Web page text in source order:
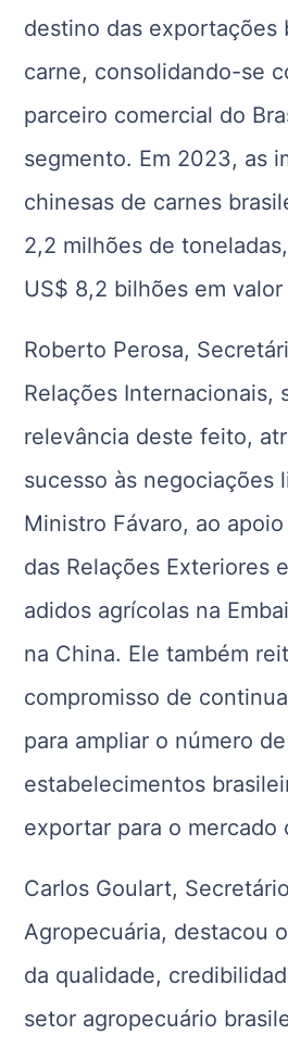
destino das exportações
carne, consolidando-se
parceiro comercial do
segmento. Em 2023, as
chinesas de carnes
2,2 milhões de
US$ 8,2 bilhões em
Roberto Perosa,
Relações Internacionais,
relevância deste feito,
sucesso às negociações
Ministro Fávaro, ao
das Relações Exteriores
adidos agrícolas na
na China. Ele também
compromisso de
para ampliar o número de
estabelecimentos
exportar para o mercado
Carlos Goulart,
Agropecuária, destacou
da qualidade,
setor agropecuário